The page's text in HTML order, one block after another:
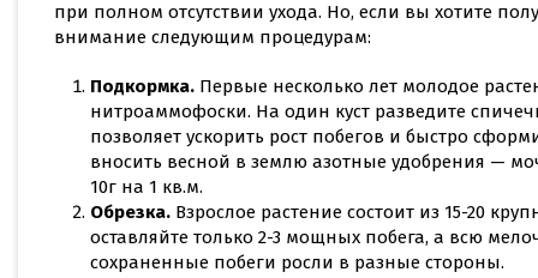
при полном отсутствии ухода. Но, если вы хотите
внимание следующим процедурам:
Подкормка. Первые несколько лет молодое
нитроаммофоски. На один куст разведите
позволяет ускорить рост побегов и быстро
вносить весной в землю азотные удобрения —
10г на 1 кв.м.
Обрезка. Взрослое растение состоит из 15-20
оставляйте только 2-3 мощных побега, а всю
сохраненные побеги росли в разные стороны.